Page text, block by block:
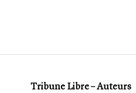
Tribune Libre – Auteurs